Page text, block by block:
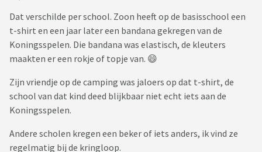
Dat verschilde per school. Zoon heeft op de basisschool een
t-shirt en een jaar later een bandana gekregen van de
Koningsspelen. Die bandana was elastisch, de kleuters
maakten er een rokje of topje van. 😄
Zijn vriendje op de camping was jaloers op dat t-shirt, de
school van dat kind deed blijkbaar niet echt iets aan de
Koningsspelen.
Andere scholen kregen een beker of iets anders, ik vind ze
regelmatig bij de kringloop.